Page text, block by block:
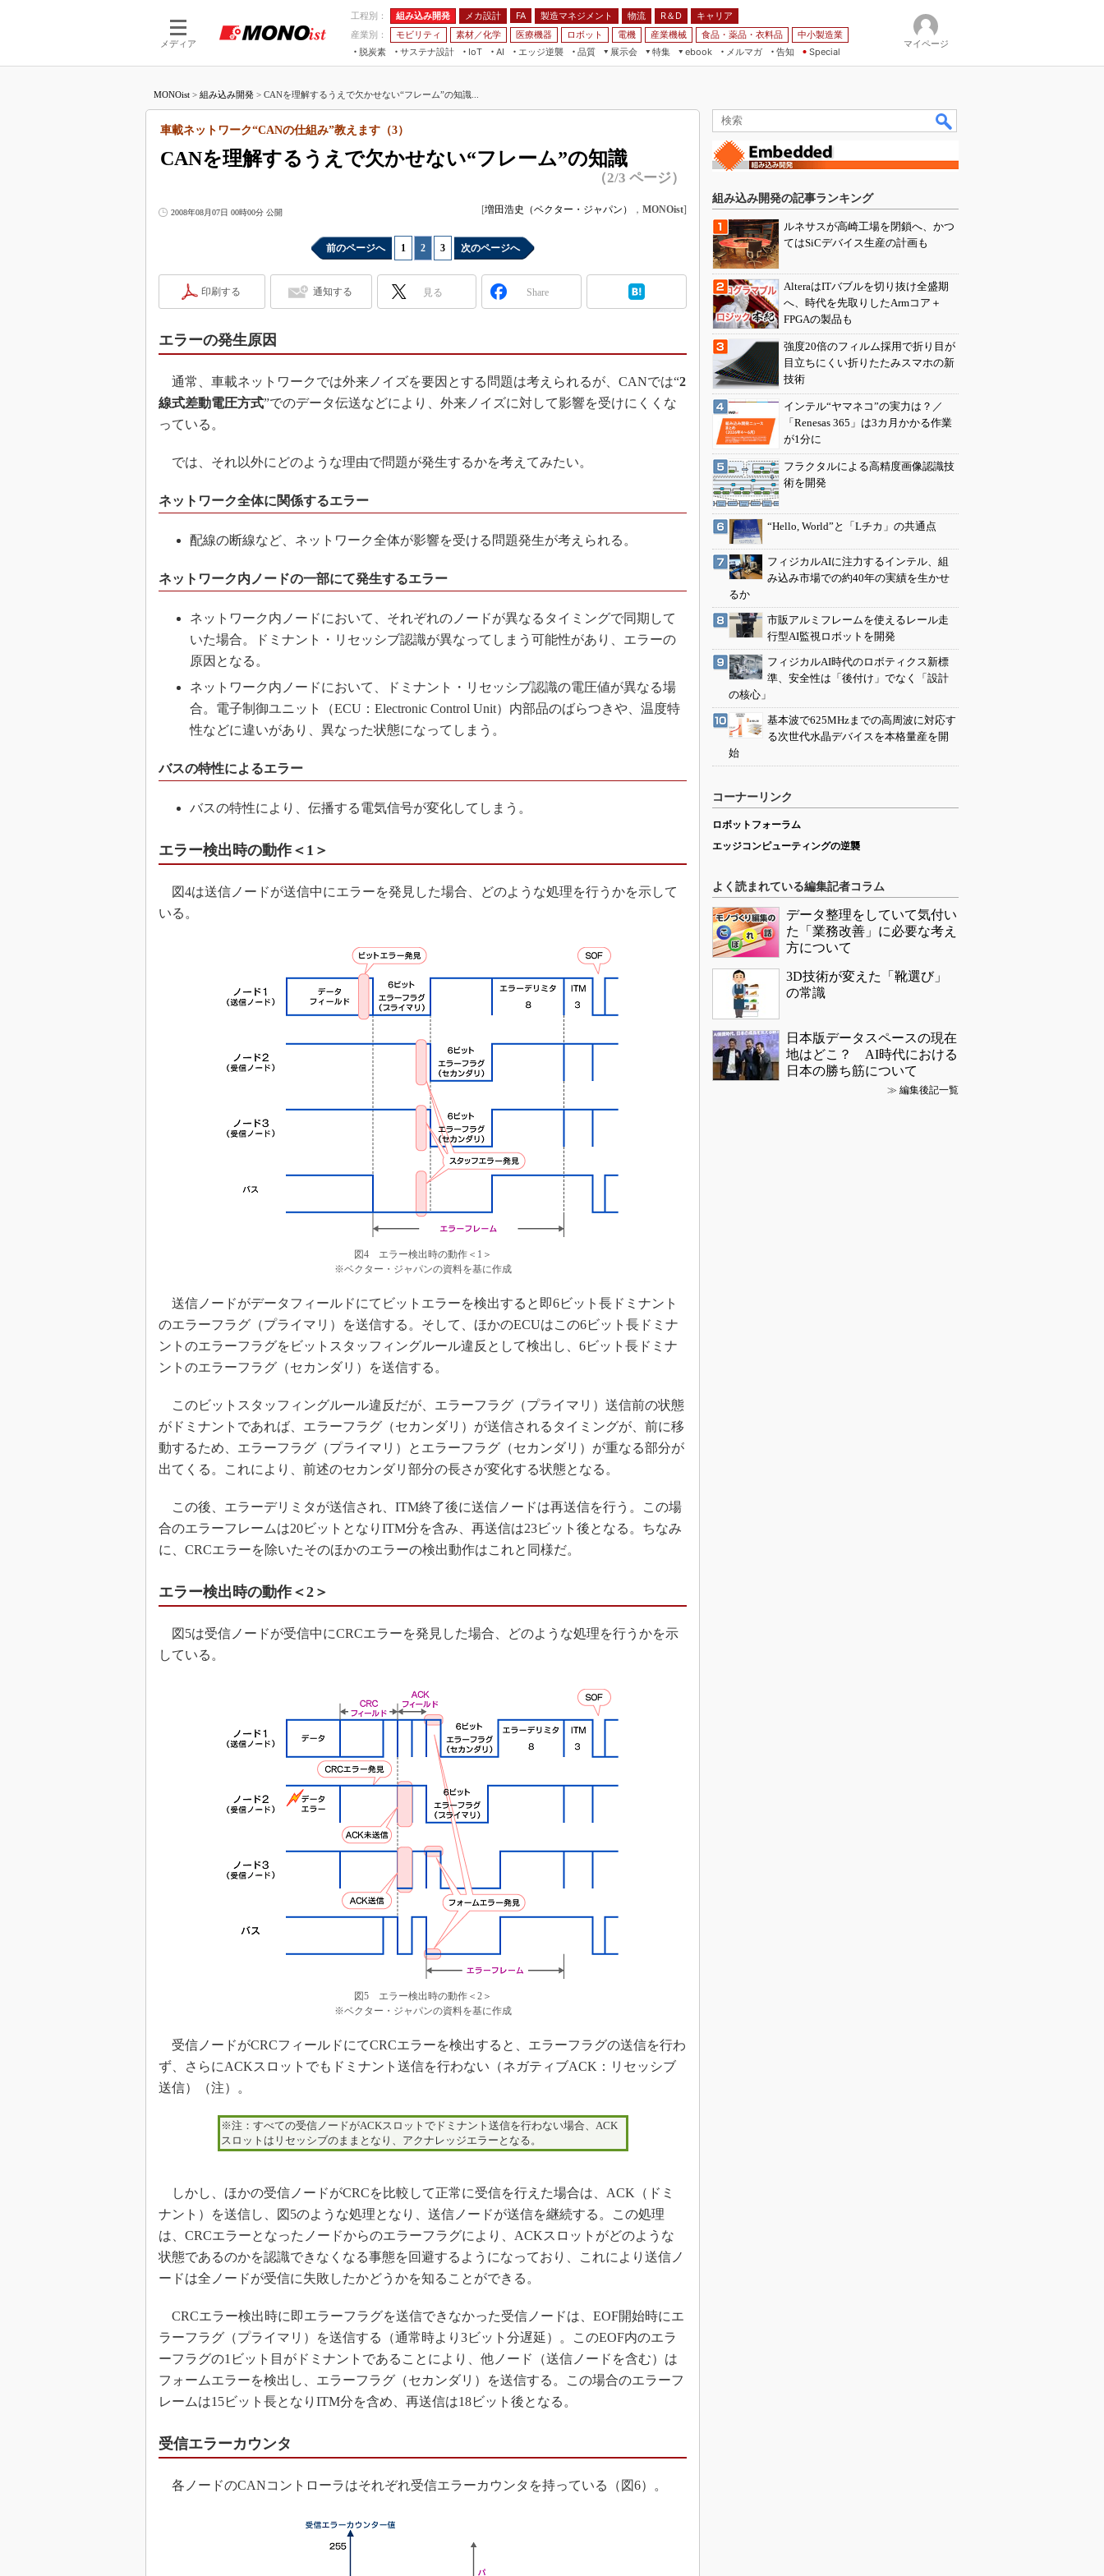
メディア
工程別： 組み込み開発 メカ設計 FA 製造マネジメント 物流 R＆D
キャリア
産業別：
モビリティ 素材／化学 医療機器 ロボット 電機 産業機械 食品・薬品・衣料品
中小製造業
脱炭素
サステナ設計
IoT
つながる工場
つながるサービス
AI
AI×設備保全
Physical AI
エッジ逆襲 品質
展示会
JIMTOF
IIFES
ジャパンモビリティショー
TECHNO-FRONTIER
人テク展
スマート工場EXPO
EdgeTech+
産業オープンネット展
特集
組み込みモデリング
Windows Embedded
車載ソフト開発
3Dプリンタ
デジタルツインとCAE
グローバル設計・開発
新型コロナへの対応
ebook
メルマガ
告知 Special
マイページ
MONOist > 組み込み開発 > CANを理解するうえで欠かせない“フレーム”の知識...
CANを理解するうえで欠かせない“フレーム”の知識
車載ネットワーク“CANの仕組み”教えます（3）
（2/3 ページ）
2008年08月07日 00時00分 公開 [増田浩史（ベクター・ジャパン） ， MONOist]
前のページへ 1 2 3 次のページへ
印刷する 通知する 見る Share
エラーの発生原因
通常、車載ネットワークでは外来ノイズを要因とする問題は考えられるが、CANでは“2
線式差動電圧方式”でのデータ伝送などにより、外来ノイズに対して影響を受けにくくな
っている。
では、それ以外にどのような理由で問題が発生するかを考えてみたい。
ネットワーク全体に関係するエラー
配線の断線など、ネットワーク全体が影響を受ける問題発生が考えられる。
ネットワーク内ノードの一部にて発生するエラー
ネットワーク内ノードにおいて、それぞれのノードが異なるタイミングで同期して
いた場合。ドミナント・リセッシブ認識が異なってしまう可能性があり、エラーの
原因となる。
ネットワーク内ノードにおいて、ドミナント・リセッシブ認識の電圧値が異なる場
合。電子制御ユニット（ECU：Electronic Control Unit）内部品のばらつきや、温度特
性などに違いがあり、異なった状態になってしまう。
バスの特性によるエラー
バスの特性により、伝播する電気信号が変化してしまう。
エラー検出時の動作＜1＞
図4は送信ノードが送信中にエラーを発見した場合、どのような処理を行うかを示して
いる。
図4 エラー検出時の動作＜1＞
※ベクター・ジャパンの資料を基に作成
送信ノードがデータフィールドにてビットエラーを検出すると即6ビット長ドミナント
のエラーフラグ（プライマリ）を送信する。そして、ほかのECUはこの6ビット長ドミナ
ントのエラーフラグをビットスタッフィングルール違反として検出し、6ビット長ドミナ
ントのエラーフラグ（セカンダリ）を送信する。
このビットスタッフィングルール違反だが、エラーフラグ（プライマリ）送信前の状態
がドミナントであれば、エラーフラグ（セカンダリ）が送信されるタイミングが、前に移
動するため、エラーフラグ（プライマリ）とエラーフラグ（セカンダリ）が重なる部分が
出てくる。これにより、前述のセカンダリ部分の長さが変化する状態となる。
この後、エラーデリミタが送信され、ITM終了後に送信ノードは再送信を行う。この場
合のエラーフレームは20ビットとなりITM分を含み、再送信は23ビット後となる。ちなみ
に、CRCエラーを除いたそのほかのエラーの検出動作はこれと同様だ。
エラー検出時の動作＜2＞
図5は受信ノードが受信中にCRCエラーを発見した場合、どのような処理を行うかを示
している。
図5 エラー検出時の動作＜2＞
※ベクター・ジャパンの資料を基に作成
受信ノードがCRCフィールドにてCRCエラーを検出すると、エラーフラグの送信を行わ
ず、さらにACKスロットでもドミナント送信を行わない（ネガティブACK：リセッシブ
送信）（注）。
※注：すべての受信ノードがACKスロットでドミナント送信を行わない場合、ACK
スロットはリセッシブのままとなり、アクナレッジエラーとなる。
しかし、ほかの受信ノードがCRCを比較して正常に受信を行えた場合は、ACK（ドミ
ナント）を送信し、図5のような処理となり、送信ノードが送信を継続する。この処理
は、CRCエラーとなったノードからのエラーフラグにより、ACKスロットがどのような
状態であるのかを認識できなくなる事態を回避するようになっており、これにより送信ノ
ードは全ノードが受信に失敗したかどうかを知ることができる。
CRCエラー検出時に即エラーフラグを送信できなかった受信ノードは、EOF開始時にエ
ラーフラグ（プライマリ）を送信する（通常時より3ビット分遅延）。このEOF内のエラ
ーフラグの1ビット目がドミナントであることにより、他ノード（送信ノードを含む）は
フォームエラーを検出し、エラーフラグ（セカンダリ）を送信する。この場合のエラーフ
レームは15ビット長となりITM分を含め、再送信は18ビット後となる。
受信エラーカウンタ
各ノードのCANコントローラはそれぞれ受信エラーカウンタを持っている（図6）。
組み込み開発の記事ランキング
ルネサスが高崎工場を閉鎖へ、かつ
てはSiCデバイス生産の計画も
AlteraはITバブルを切り抜け全盛期
へ、時代を先取りしたArmコア＋
FPGAの製品も
強度20倍のフィルム採用で折り目が
目立ちにくい折りたたみスマホの新
技術
インテル“ヤマネコ”の実力は？／
「Renesas 365」は3カ月かかる作業
が1分に
フラクタルによる高精度画像認識技
術を開発
“Hello, World”と「Lチカ」の共通点
フィジカルAIに注力するインテル、組
み込み市場での約40年の実績を生かせ
るか
市販アルミフレームを使えるレール走
行型AI監視ロボットを開発
フィジカルAI時代のロボティクス新標
準、安全性は「後付け」でなく「設計
の核心」
基本波で625MHzまでの高周波に対応す
る次世代水晶デバイスを本格量産を開
始
コーナーリンク
ロボットフォーラム
エッジコンピューティングの逆襲
よく読まれている編集記者コラム
データ整理をしていて気付い
た「業務改善」に必要な考え
方について
3D技術が変えた「靴選び」
の常識
日本版データスペースの現在
地はどこ？ AI時代における
日本の勝ち筋について
≫ 編集後記一覧